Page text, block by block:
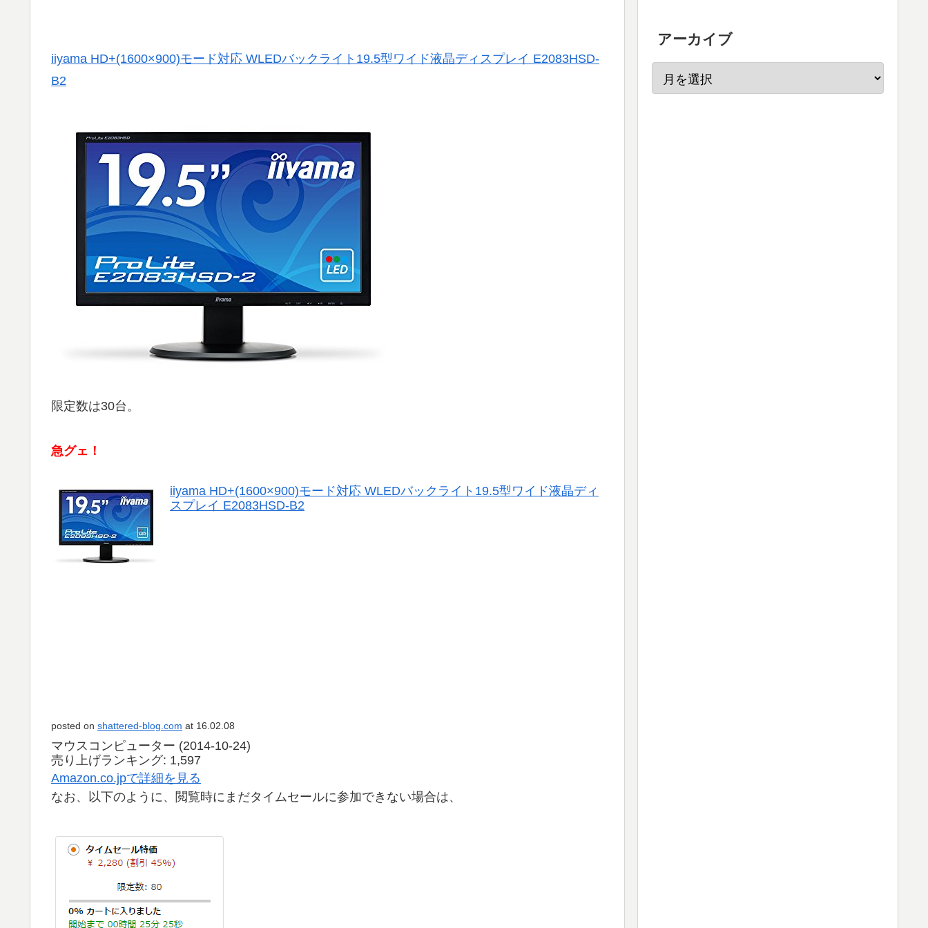
iiyama HD+(1600×900)モード対応 WLEDバックライト19.5型ワイド液晶ディスプレイ E2083HSD-
B2
限定数は30台。
急グェ！
iiyama HD+(1600×900)モード対応 WLEDバックライト19.5型ワイド液晶ディ
スプレイ E2083HSD-B2
posted on shattered-blog.com at 16.02.08
マウスコンピューター (2014-10-24)
売り上げランキング: 1,597
Amazon.co.jpで詳細を見る
なお、以下のように、閲覧時にまだタイムセールに参加できない場合は、
アーカイブ